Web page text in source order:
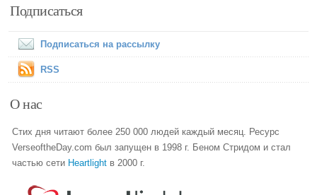
Подписаться
Подписаться на рассылку
RSS
О нас
Стих дня читают более 250 000 людей каждый месяц. Ресурс
VerseoftheDay.com был запущен в 1998 г. Беном Стридом и стал
частью сети Heartlight в 2000 г.